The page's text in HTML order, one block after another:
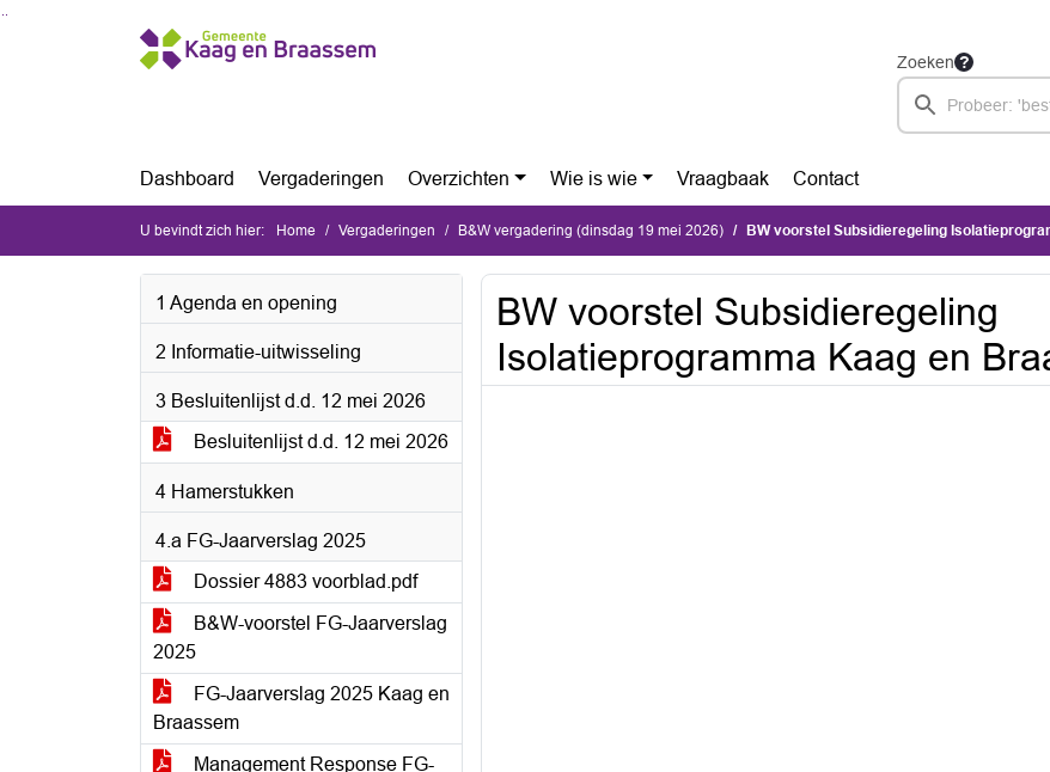
Ga naar de inhoud van deze pagina
Ga naar het zoeken
Ga naar het menu
Zoeken
Dashboard Vergaderingen Overzichten Wie is wie Vraagbaak Contact
U bevindt zich hier: Home Vergaderingen B&W vergadering (dinsdag 19 mei 2026) BW voorstel Subsidieregeling
1 Agenda en opening
2 Informatie-uitwisseling
3 Besluitenlijst d.d. 12 mei 2026
Besluitenlijst d.d. 12 mei 2026
4 Hamerstukken
4.a FG-Jaarverslag 2025
Dossier 4883 voorblad.pdf
B&W-voorstel FG-Jaarverslag
2025
FG-Jaarverslag 2025 Kaag en
Braassem
Management Response FG-
BW voorstel Subsidieregeling
Isolatieprogramma Kaag en